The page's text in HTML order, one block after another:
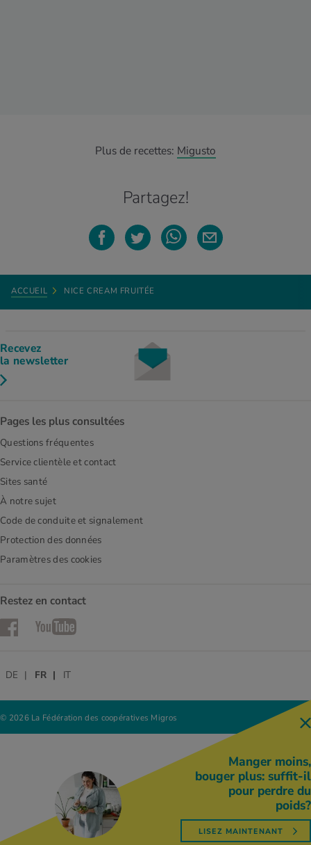
Plus de recettes: Migusto
Partagez!
ACCUEIL NICE CREAM FRUITÉE
Recevez
la newsletter
Pages les plus consultées
Questions fréquentes
Service clientèle et contact
Sites santé
À notre sujet
Code de conduite et signalement
Protection des données
Paramètres des cookies
Restez en contact
FacebookYouTube
© 2026 La Fédération des coopératives Migros
DE FR IT
Manger moins,
bouger plus: suffit-il
pour perdre du
poids?
LISEZ MAINTENANT